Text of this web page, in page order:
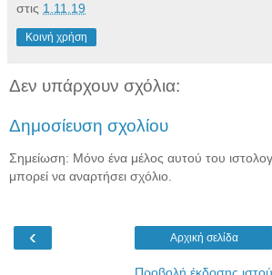
στις 1.11.19
Κοινή χρήση
Δεν υπάρχουν σχόλια:
Δημοσίευση σχολίου
Σημείωση: Μόνο ένα μέλος αυτού του
μπορεί να αναρτήσει σχόλιο.
‹ Αρχική σελίδα
Προβολή έκδοσης ιστού